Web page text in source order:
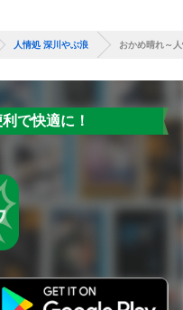
人情処 深川やぶ浪 おかめ晴れ～
で快適に！